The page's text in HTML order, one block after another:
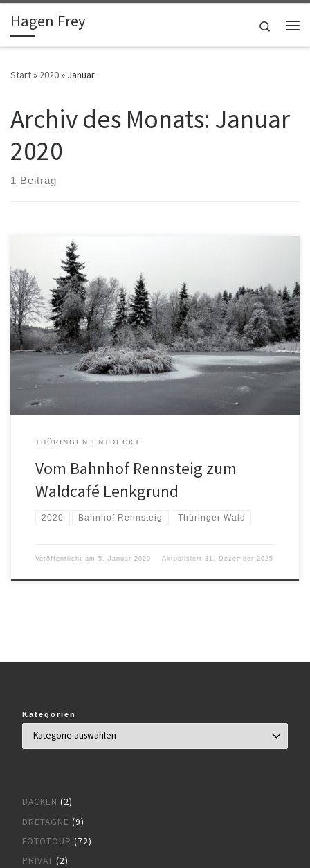
Zum Inhalt springen
Hagen Frey
Search
Start» 2020» Januar
Archiv des Monats: Januar
2020
1 Beitrag
www.waldcafe-lenkgrund.de
THÜRINGEN ENTDECKT
Vom Bahnhof Rennsteig zum
Waldcafé Lenkgrund
2020 Bahnhof Rennsteig Thüringer Wald
Veröffentlicht am 5. Januar 2020 Aktualisiert 31. Dezember 2025
Kategorien
BACKEN (2)
BRETAGNE (9)
FOTOTOUR (72)
PRIVAT (2)